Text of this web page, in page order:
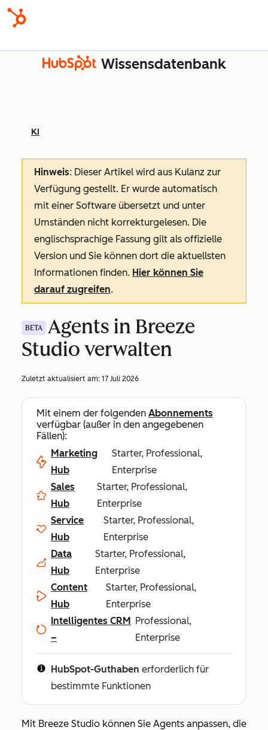
Wissensdatenbank
KI
Hinweis: Dieser Artikel wird aus Kulanz zur
Verfügung gestellt. Er wurde automatisch
mit einer Software übersetzt und unter
Umständen nicht korrekturgelesen. Die
englischsprachige Fassung gilt als offizielle
Version und Sie können dort die aktuellsten
Informationen finden. Hier können Sie
darauf zugreifen.
BETA
Agents in Breeze
Studio verwalten
Zuletzt aktualisiert am: 17 Juli 2026
Mit einem der folgenden Abonnements
verfügbar (außer in den angegebenen
Fällen):
Marketing
Hub
Starter, Professional,
Enterprise
Sales
Hub
Starter, Professional,
Enterprise
Service
Hub
Starter, Professional,
Enterprise
Data
Hub
Starter, Professional,
Enterprise
Content
Hub
Starter, Professional,
Enterprise
Intelligentes CRM
–
Professional,
Enterprise
HubSpot-Guthaben erforderlich für
bestimmte Funktionen
Mit Breeze Studio können Sie Agents anpassen, die